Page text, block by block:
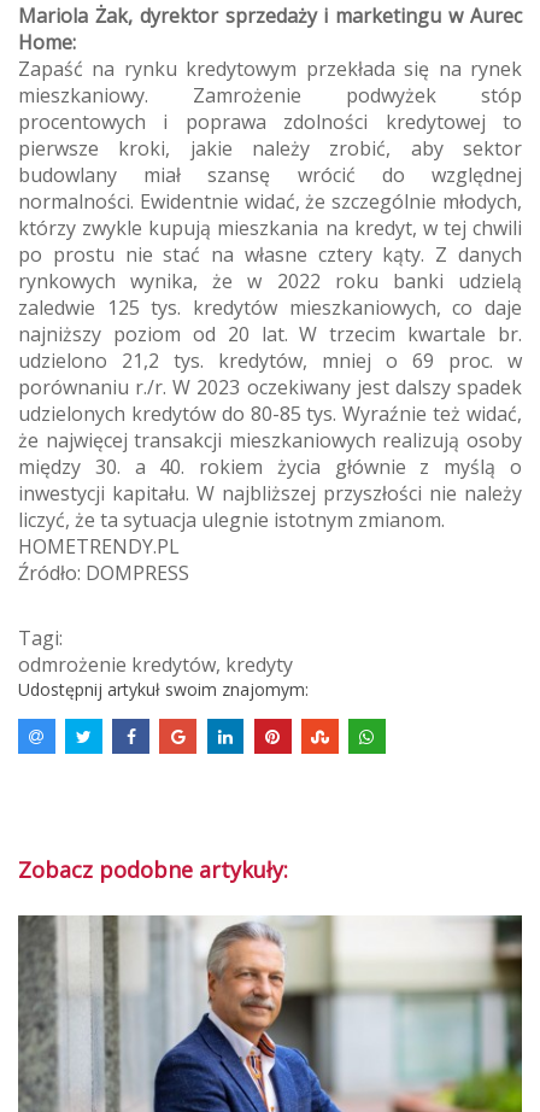
Mariola Żak, dyrektor sprzedaży i marketingu w Aurec
Home:
Zapaść na rynku kredytowym przekłada się na rynek
mieszkaniowy. Zamrożenie podwyżek stóp
procentowych i poprawa zdolności kredytowej to
pierwsze kroki, jakie należy zrobić, aby sektor
budowlany miał szansę wrócić do względnej
normalności. Ewidentnie widać, że szczególnie młodych,
którzy zwykle kupują mieszkania na kredyt, w tej chwili
po prostu nie stać na własne cztery kąty. Z danych
rynkowych wynika, że w 2022 roku banki udzielą
zaledwie 125 tys. kredytów mieszkaniowych, co daje
najniższy poziom od 20 lat. W trzecim kwartale br.
udzielono 21,2 tys. kredytów, mniej o 69 proc. w
porównaniu r./r. W 2023 oczekiwany jest dalszy spadek
udzielonych kredytów do 80-85 tys. Wyraźnie też widać,
że najwięcej transakcji mieszkaniowych realizują osoby
między 30. a 40. rokiem życia głównie z myślą o
inwestycji kapitału. W najbliższej przyszłości nie należy
liczyć, że ta sytuacja ulegnie istotnym zmianom.
HOMETRENDY.PL
Źródło: DOMPRESS
Tagi:
odmrożenie kredytów, kredyty
Udostępnij artykuł swoim znajomym:
Zobacz podobne artykuły: